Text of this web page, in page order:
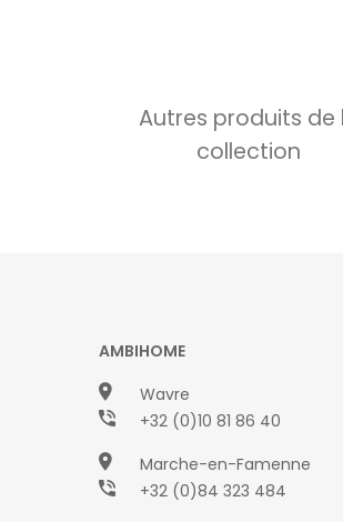
Autres produits de
collection
AMBIHOME
Wavre
+32 (0)10 81 86 40
Marche-en-Famenne
+32 (0)84 323 484